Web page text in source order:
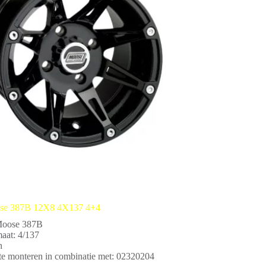
387B 12X8 4X137 4+4
387B
4/137
monteren in combinatie met: 02320204